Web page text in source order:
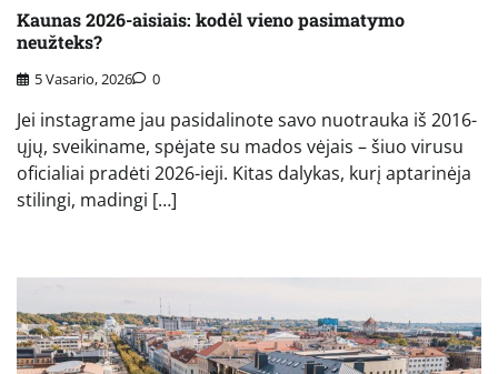
Kaunas 2026-aisiais: kodėl vieno pasimatymo
neužteks?
5 Vasario, 2026 0
Jei instagrame jau pasidalinote savo nuotrauka iš 2016-
ųjų, sveikiname, spėjate su mados vėjais – šiuo virusu
oficialiai pradėti 2026-ieji. Kitas dalykas, kurį aptarinėja
stilingi, madingi […]